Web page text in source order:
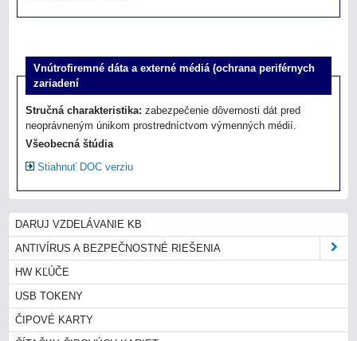
Vnútrofiremné dáta a externé médiá (ochrana periférnych
zariadení
Stručná charakteristika: zabezpečenie dôvernosti dát pred
neoprávneným únikom prostredníctvom výmenných médií.
Všeobecná štúdia
Stiahnuť DOC verziu
DARUJ VZDELÁVANIE KB
ANTIVÍRUS A BEZPEČNOSTNÉ RIEŠENIA
HW KĽÚČE
USB TOKENY
ČIPOVÉ KARTY